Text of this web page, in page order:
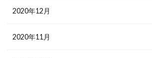
2020年12月
2020年11月